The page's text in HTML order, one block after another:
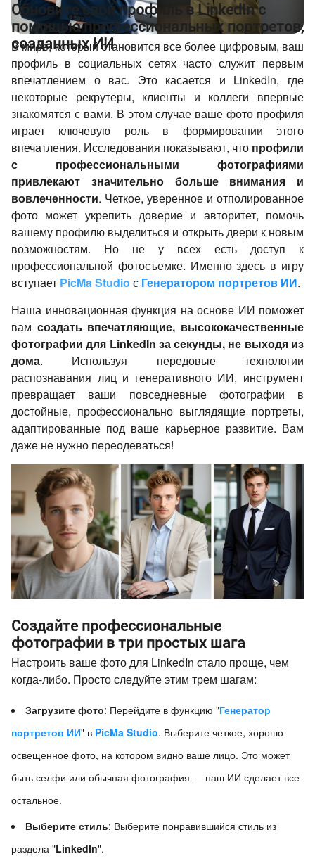
Обновите свой профиль в LinkedIn с
помощью профессиональных портретов,
созданных ИИ
В мире, который становится все более цифровым, ваш
профиль в социальных сетях часто служит первым
впечатлением о вас. Это касается и LinkedIn, где
некоторые рекрутеры, клиенты и коллеги впервые
знакомятся с вами. В этом случае ваше фото профиля
играет ключевую роль в формировании этого
впечатления. Исследования показывают, что профили
с профессиональными фотографиями
привлекают значительно больше внимания и
вовлеченности. Четкое, уверенное и отполированное
фото может укрепить доверие и авторитет, помочь
вашему профилю выделиться и открыть двери к новым
возможностям. Но не у всех есть доступ к
профессиональной фотосъемке. Именно здесь в игру
вступает PicMa Studio с Генератором портретов ИИ.
Наша инновационная функция на основе ИИ поможет
вам создать впечатляющие, высококачественные
фотографии для LinkedIn за секунды, не выходя из
дома. Используя передовые технологии
распознавания лиц и генеративного ИИ, инструмент
превращает ваши повседневные фотографии в
достойные, профессионально выглядящие портреты,
адаптированные под ваше карьерное развитие. Вам
даже не нужно переодеваться!
Создайте профессиональные
фотографии в три простых шага
Настроить ваше фото для LinkedIn стало проще, чем
когда-либо. Просто следуйте этим трем шагам:
Загрузите фото: Перейдите в функцию "Генератор
портретов ИИ" в PicMa Studio. Выберите четкое, хорошо
освещенное фото, на котором видно ваше лицо. Это может
быть селфи или обычная фотография — наш ИИ сделает все
остальное.
Выберите стиль: Выберите понравившийся стиль из
раздела "LinkedIn".